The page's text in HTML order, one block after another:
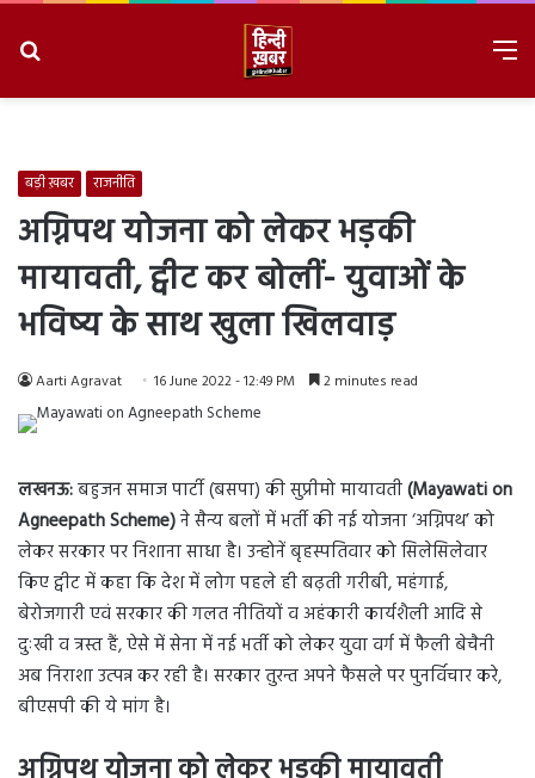
बड़ी ख़बर राजनीति
अग्निपथ योजना को लेकर भड़की
मायावती, ट्वीट कर बोलीं- युवाओं के
भविष्य के साथ खुला खिलवाड़
Aarti Agravat 16 June 2022 - 12:49 PM 2 minutes read
लखनऊ:बहुजन समाज पार्टी (बसपा) की सुप्रीमो मायावती(Mayawati on
Agneepath Scheme)ने सैन्य बलों में भर्ती की नई योजना ‘अग्निपथ’ को
लेकर सरकार पर निशाना साधा है। उन्होनें बृहस्पतिवार को सिलेसिलेवार
किए ट्वीट में कहा कि देश में लोग पहले ही बढ़ती गरीबी, महंगाई,
बेरोजगारी एवं सरकार की गलत नीतियों व अहंकारी कार्यशैली आदि से
दुःखी व त्रस्त हैं, ऐसे में सेना में नई भर्ती को लेकर युवा वर्ग में फैली बेचैनी
अब निराशा उत्पन्न कर रही है। सरकार तुरन्त अपने फैसले पर पुनर्विचार करे,
बीएसपी की ये मांग है।